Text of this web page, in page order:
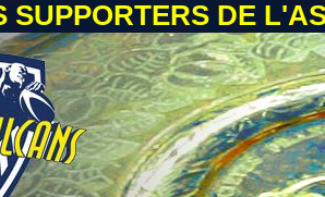
SUPPORTERS DE